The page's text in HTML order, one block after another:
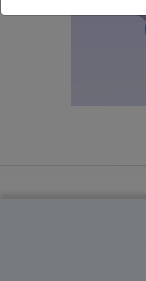
facultados
con ejercicio
fármacos se